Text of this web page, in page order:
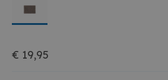
€ 19,95